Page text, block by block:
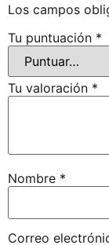
Los campos
Tu puntuación *
Tu valoración *
Nombre *
Correo